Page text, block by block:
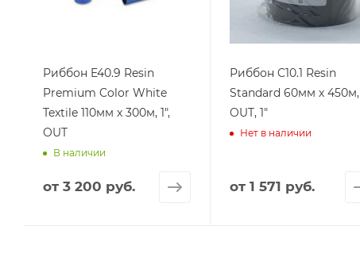
Риббон E40.9 Resin
Premium Color White
Textile 110мм х 300м, 1",
OUT
В наличии
от 3 200 руб.
Риббон C10.1 Resin
Standard 60мм х 450м,
OUT, 1"
Нет в наличии
от 1 571 руб.